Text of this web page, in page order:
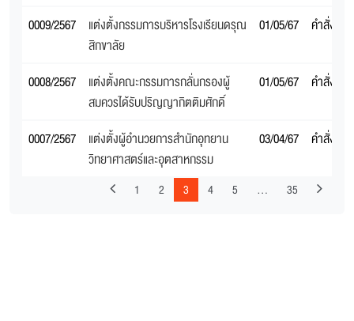
0009/2567
แต่งตั้งกรรมการบริหารโรงเรียนดรุณ
สิกขาลัย
01/05/67 คำสั่งสภ
0008/2567
แต่งตั้งคณะกรรมการกลั่นกรองผู้
สมควรได้รับปริญญากิตติมศักดิ์
01/05/67 คำสั่งสภ
0007/2567
แต่งตั้งผู้อํานวยการสํานักอุทยาน
วิทยาศาสตร์และอุตสาหกรรม
03/04/67 คำสั่งสภ
1 2 3 4 5 … 35